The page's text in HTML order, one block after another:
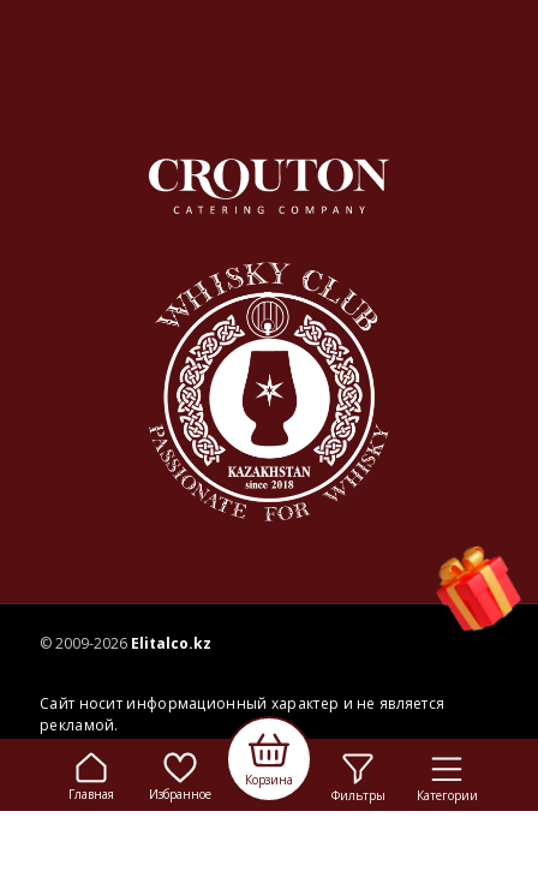
Главная Избранное
Корзина
Фильтры
Категории
© 2009-2026
Сайт носит информационный характер и не является
рекламой.